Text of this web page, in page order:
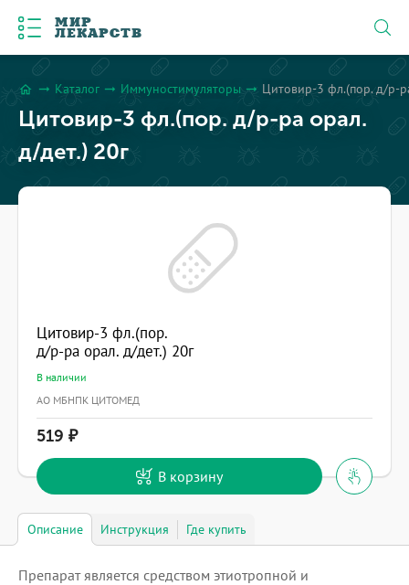
МИР
ЛЕКАРСТВ
home arrow_right_alt Каталог arrow_right_alt Иммуностимуляторы arrow_right_alt Цитовир-3 фл.(пор. д/р-
Цитовир-3 фл.(пор. д/р-ра орал.
д/дет.) 20г
Цитовир-3 фл.(пор.
д/р-ра орал. д/дет.) 20г
В наличии
АО МБНПК ЦИТОМЕД
519
В корзину
Описание Инструкция Где купить
Препарат является средством этиотропной и